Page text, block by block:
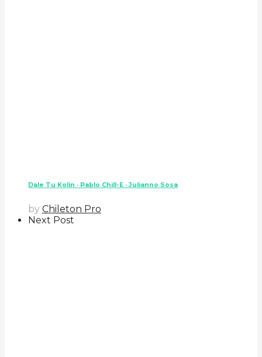
Dale Tu Kolin · Pablo Chill-E · Julianno Sosa
by Chileton Pro
Next Post